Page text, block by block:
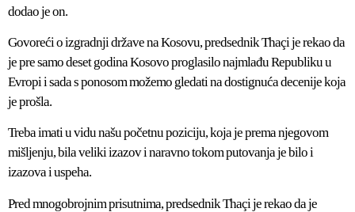
dodao je on.
Govoreći o izgradnji države na Kosovu, predsednik Thaçi je rekao da
je pre samo deset godina Kosovo proglasilo najmlađu Republiku u
Evropi i sada s ponosom možemo gledati na dostignuća decenije koja
je prošla.
Treba imati u vidu našu početnu poziciju, koja je prema njegovom
mišljenju, bila veliki izazov i naravno tokom putovanja je bilo i
izazova i uspeha.
Pred mnogobrojnim prisutnima, predsednik Thaçi je rekao da je